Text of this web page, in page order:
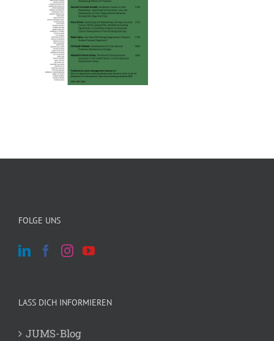
FOLGE UNS
LASS DICH INFORMIEREN
JUMS-Blog